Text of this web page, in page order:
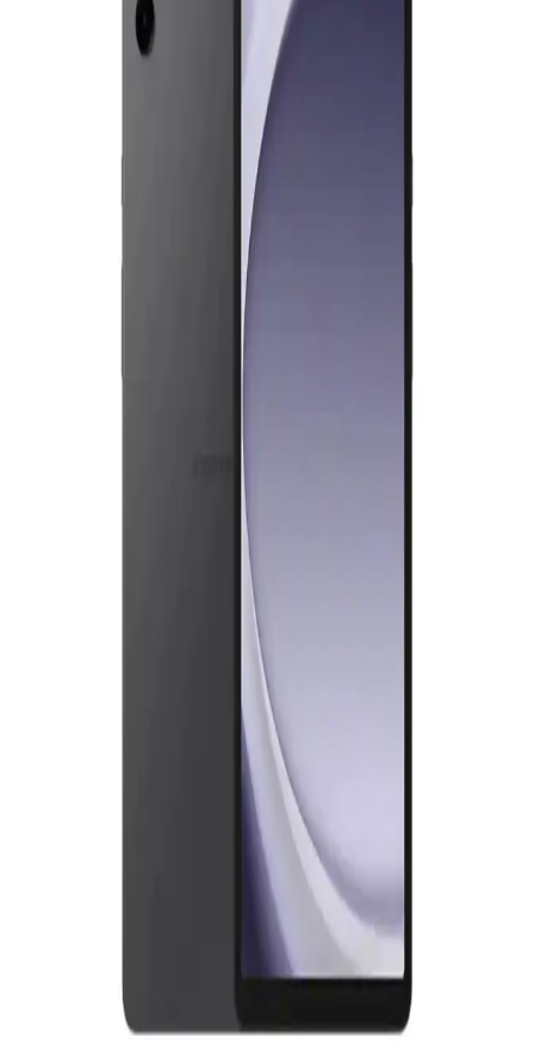
Samsung Galaxy Tab S9, Wi-Fi ve çeşitli depolama seçenekleriyle
günlük kullanım, iş ve eğlence ihtiyaçlarına uygun, yüksek
performanslı ve pratik bir tablet deneyimi sunar.
Galaxy Tab A9 ve S6 Lite: Temel Özelliklerin
Karşılaştırması ve Kullanıcı Tavsiyeleri
Galaxy Tab A9 ve S6 Lite modellerinin tasarım, performans,
depolama ve yazılım özellikleri karşılaştırmasıyla, kullanıcıların
ihtiyaçlarına uygun seçim yapmasına yardımcı olacak bilgiler
Samsung A9 Plus ve S9 FE Tablet Modellerinin
Samsung A9 Plus ve S9 FE tablet modellerinin özellikleri,
Samsung Galaxy S7 FE ve Benzer Tablet Modelleri
Samsung Galaxy S7 FE, geniş ekranı ve uzun pil ömrüyle öne çıkan
uygun fiyatlı tablet modelidir. 12.4 inç ekran, 45W hızlı şarj ve
yüksek depolama kapasitesiyle günlük kullanım için ideal.
12 İnç Tabletlerde Samsung ve Xiaomi
Karşılaştırması: Tasarım, Performans ve Fiyat
Samsung ve Xiaomi'nin 12 inç tablet modellerini tasarım,
performans ve fiyat açısından karşılaştırıyoruz. Hangi model
ihtiyaçlarınıza uygun, detaylar burada.
Samsung Tabletler: Günlük İş ve Eğlence İçin Güçlü
Samsung tabletler, yüksek çözünürlük, güçlü işlemci ve uzun pil
ömrü ile günlük iş ve eğlence ihtiyaçlarını karşılayan pratik cihazlar.
Samsung Galaxy Tabletler Uygun Fiyat ve
Performans Dengesi Sunuyor
Samsung Galaxy tabletler uygun fiyat ve iyi performansıyla günlük
ihtiyaçları karşılayan çeşitli modellerle kullanıcıların beğenisini